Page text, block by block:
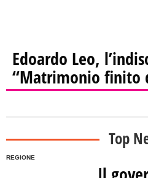
Edoardo Leo,
“Matrimonio finito
Top
REGIONE